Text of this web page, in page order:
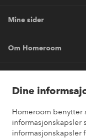
Dine
Homeroom benytter
informasjonskapsler
informasjonskapsler
Mine sider
Om Homeroom
Venner